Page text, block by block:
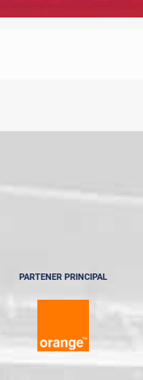
PARTENER PRINCIPAL